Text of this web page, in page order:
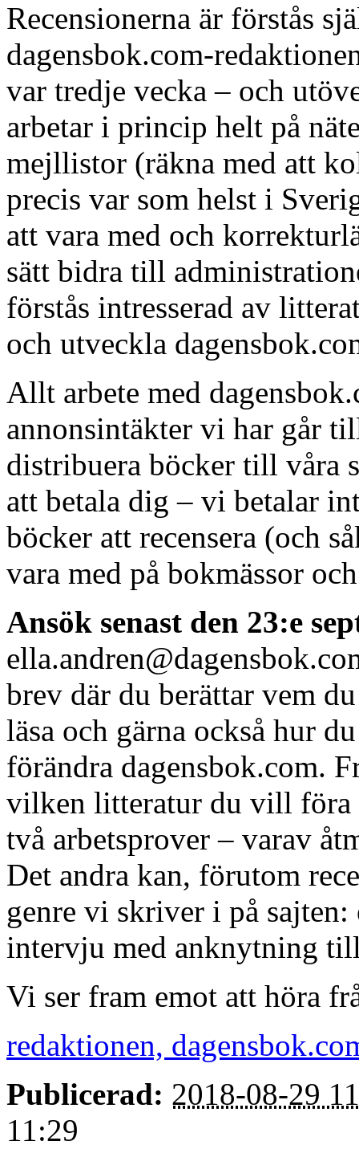
Recensionerna är förstås
dagensbok.com-
var tredje vecka – och
arbetar i princip helt på
mejllistor (räkna med att
precis var som helst i
att vara med och
sätt bidra till
förstås intresserad av
och utveckla
Allt arbete med
annonsintäkter vi har går
distribuera böcker till våra
att betala dig – vi betalar
böcker att recensera (och
vara med på bokmässor
Ansök senast den 23:e
brev där du berättar vem
läsa och gärna också hur
förändra dagensbok.com.
vilken litteratur du vill föra
två arbetsprover – varav
Det andra kan, förutom
genre vi skriver i på
intervju med anknytning
Vi ser fram emot att höra
redaktionen,
Publicerad: 2018-08-29
11:29